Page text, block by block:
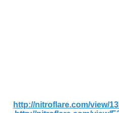
http://nitroflare.com/view/